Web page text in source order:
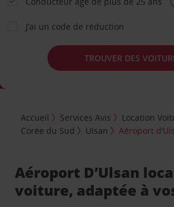
J’ai un code de réduction
TROUVER DES
Accueil Services Avis Location
Corée du Sud
Ulsan Aéroport
Aéroport D’Ulsan
voiture, adaptée à